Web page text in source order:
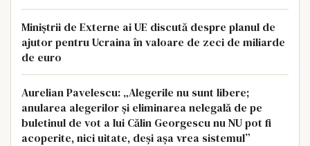
Miniștrii de Externe ai UE discută despre planul de
ajutor pentru Ucraina în valoare de zeci de miliarde
de euro
Aurelian Pavelescu: „Alegerile nu sunt libere;
anularea alegerilor și eliminarea nelegală de pe
buletinul de vot a lui Călin Georgescu nu NU pot fi
acoperite, nici uitate, deşi așa vrea sistemul”